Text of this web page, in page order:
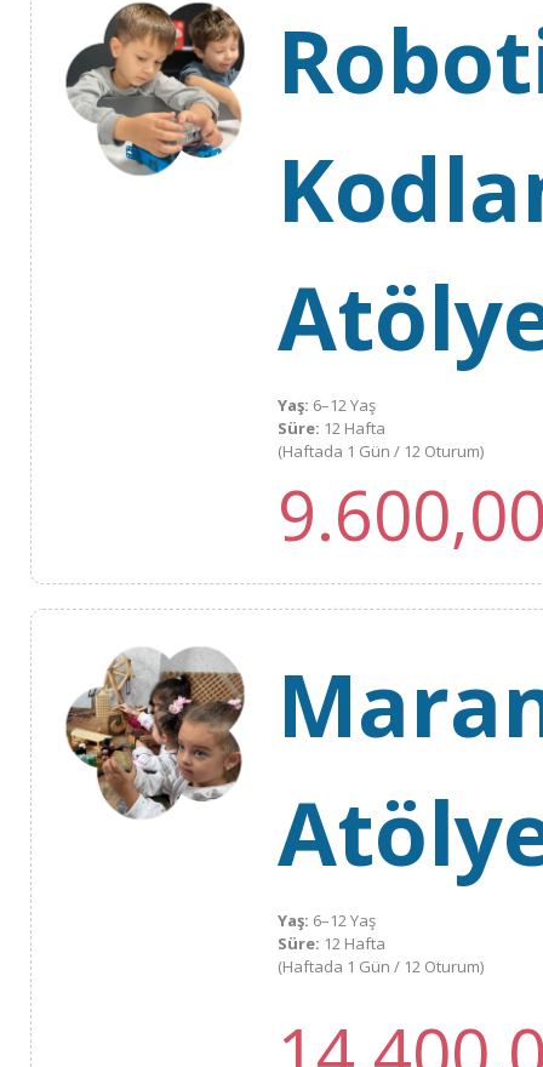
Yaş: 6–12 Yaş
Süre: 12 Hafta
(Haftada 1 Gün / 12 Oturum)
Yaş: 6–12 Yaş
Süre: 12 Hafta
(Haftada 1 Gün / 12 Oturum)